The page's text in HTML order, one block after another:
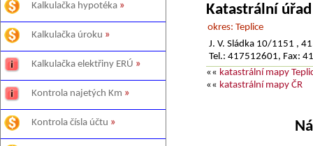
Kalkulačka hypotéka »
Kalkulačka úroku »
Kalkulačka elektřiny ERÚ »
Kontrola najetých Km »
Kontrola čísla účtu »
Katastrální
okres: Teplice
J. V. Sládka 10/1151 ,
Tel.: 417512601, Fax:
«« katastrální mapy
«« katastrální mapy ČR